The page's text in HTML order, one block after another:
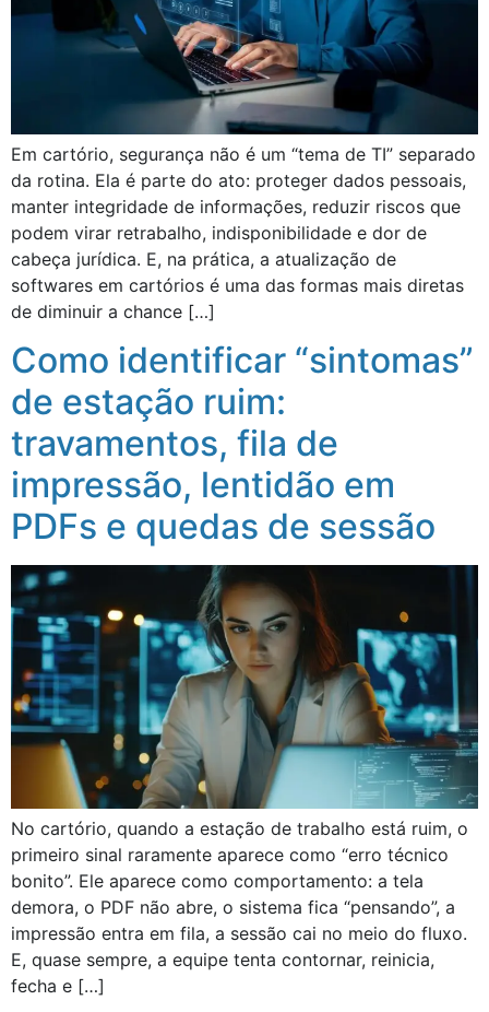
Em cartório, segurança não é um “tema de TI” separado
da rotina. Ela é parte do ato: proteger dados pessoais,
manter integridade de informações, reduzir riscos que
podem virar retrabalho, indisponibilidade e dor de
cabeça jurídica. E, na prática, a atualização de
softwares em cartórios é uma das formas mais diretas
de diminuir a chance […]
Como identificar “sintomas”
de estação ruim:
travamentos, fila de
impressão, lentidão em
PDFs e quedas de sessão
No cartório, quando a estação de trabalho está ruim, o
primeiro sinal raramente aparece como “erro técnico
bonito”. Ele aparece como comportamento: a tela
demora, o PDF não abre, o sistema fica “pensando”, a
impressão entra em fila, a sessão cai no meio do fluxo.
E, quase sempre, a equipe tenta contornar, reinicia,
fecha e […]